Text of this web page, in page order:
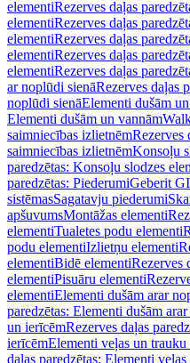
elementiRezerves daļas
elementiRezerves daļas
elementiRezerves daļas
elementiRezerves daļas
elementiRezerves daļas
ar noplūdi sienāRezerves daļas
noplūdi sienāElementi dušām
Elementi dušām un vannām
saimniecības izlietnēmRezerves
saimniecības izlietnēmKonsoļu
paredzētas: Konsoļu slodzes
paredzētas: PiederumiGeberit
sistēmasSagatavju piederumi
apšuvumsMontāžas elementi
elementiTualetes podu elementi
podu elementiIzlietņu elementi
elementiBidē elementiRezerves
elementiPisuāru elementi
elementiElementi dušām arar
paredzētas: Elementi dušām
un ierīcēmRezerves daļas
ierīcēmElementi veļas un trauku
daļas paredzētas: Elementi